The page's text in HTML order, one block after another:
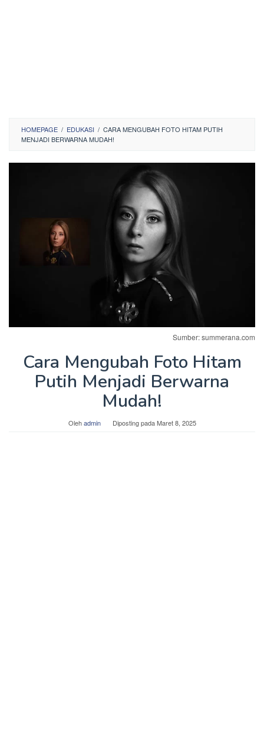
HOMEPAGE / EDUKASI / CARA MENGUBAH FOTO HITAM PUTIH
MENJADI BERWARNA MUDAH!
Sumber: summerana.com
Cara Mengubah Foto Hitam
Putih Menjadi Berwarna
Mudah!
Olehadmin Diposting padaMaret 8, 2025